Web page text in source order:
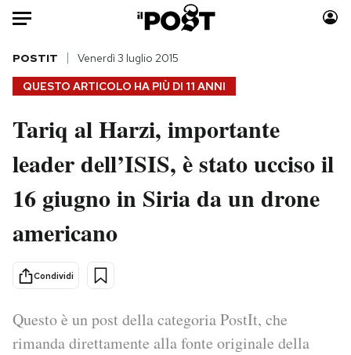
HOME
Italia
Politica
Tecnologia
Scienza
Cultura
Economia
Sport
Moda
Consumismi
Storie/Idee
Mondiali calcio 2026
QUESTO ARTICOLO HA PIÙ DI 11 ANNI
POSTIT Venerdì 3 luglio 2015
Tariq al Harzi, importante
leader dell’ISIS, è stato ucciso il
16 giugno in Siria da un drone
americano
Condividi
Questo è un post della categoria PostIt, che
rimanda direttamente alla fonte originale della